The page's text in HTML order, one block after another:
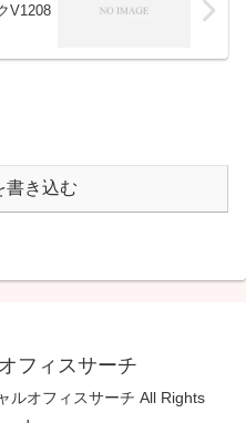
V1208
書き込む
フィスサーチ
ルオフィスサーチ All Rights